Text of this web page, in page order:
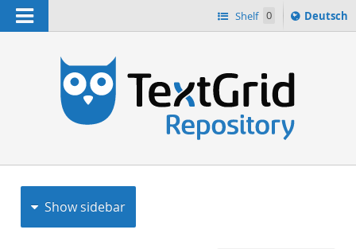
Navigation Shelf 0
Sprache
ï¿½ndern
Deutsch
Show sidebar